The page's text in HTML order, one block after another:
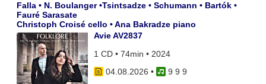
Falla • N. Boulanger •Tsintsadze • Schumann • Bartók •
Fauré Sarasate
Christoph Croisé cello • Ana Bakradze piano
Avie AV2837
1 CD • 74min • 2024
04.08.2026 •
9 9 9